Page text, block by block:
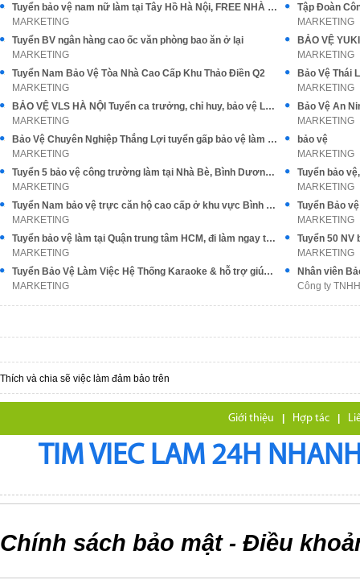
Tuyển bảo vệ nam nữ làm tại Tây Hồ Hà Nội, FREE NHÀ Ở đi làm ngay
MARKETING
MARKETING
Tuyển BV ngân hàng cao ốc văn phòng bao ăn ở lại
MARKETING
MARKETING
Tuyển Nam Bảo Vệ Tòa Nhà Cao Cấp Khu Thảo Điền Q2
MARKETING
MARKETING
BẢO VỆ VLS HÀ NỘI Tuyển ca trưởng, chỉ huy, bảo vệ Làm Hà Nội
MARKETING
MARKETING
Bảo Vệ Chuyên Nghiệp Thắng Lợi tuyển gấp bảo vệ làm tại SG & tỉnh
MARKETING
bảo vệ
MARKETING
Tuyển 5 bảo vệ công trường làm tại Nhà Bè, Bình Dương, Long An
MARKETING
MARKETING
Tuyển Nam bảo vệ trực căn hộ cao cấp ở khu vực Bình Thạnh
MARKETING
MARKETING
Tuyển bảo vệ làm tại Quận trung tâm HCM, đi làm ngay thu nhập ổn định
MARKETING
MARKETING
Tuyển Bảo Vệ Làm Việc Hệ Thống Karaoke & hỗ trợ giúp việc nhà
MARKETING
Nhân viên
Công ty
Thích và chia sẽ việc làm đảm bảo trên
Giới thiệu | Hợp tác |
TIM VIEC LAM 24H
Chính sách bảo mật - Điều